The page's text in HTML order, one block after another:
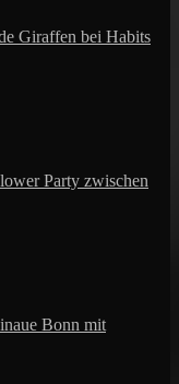
Giraffen bei Habits
Party zwischen
Bonn mit